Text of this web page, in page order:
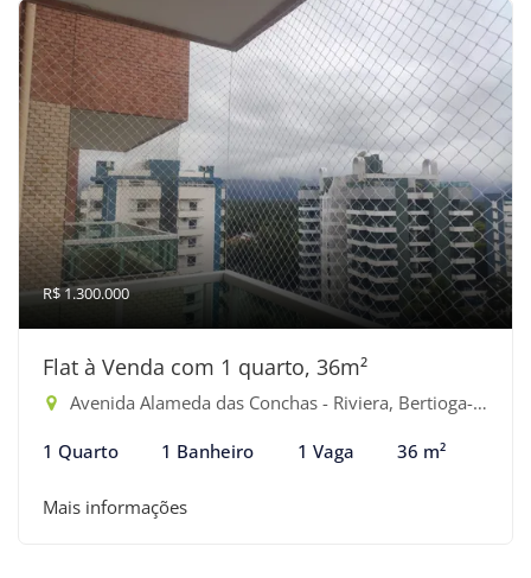
R$ 1.300.000
Flat à Venda com 1 quarto, 36m²
Avenida Alameda das Conchas - Riviera, Bertioga-SP
1 Quarto 1 Banheiro 1 Vaga 36 m²
Mais informações